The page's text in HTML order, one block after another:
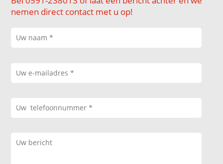
nemen direct contact met u op!